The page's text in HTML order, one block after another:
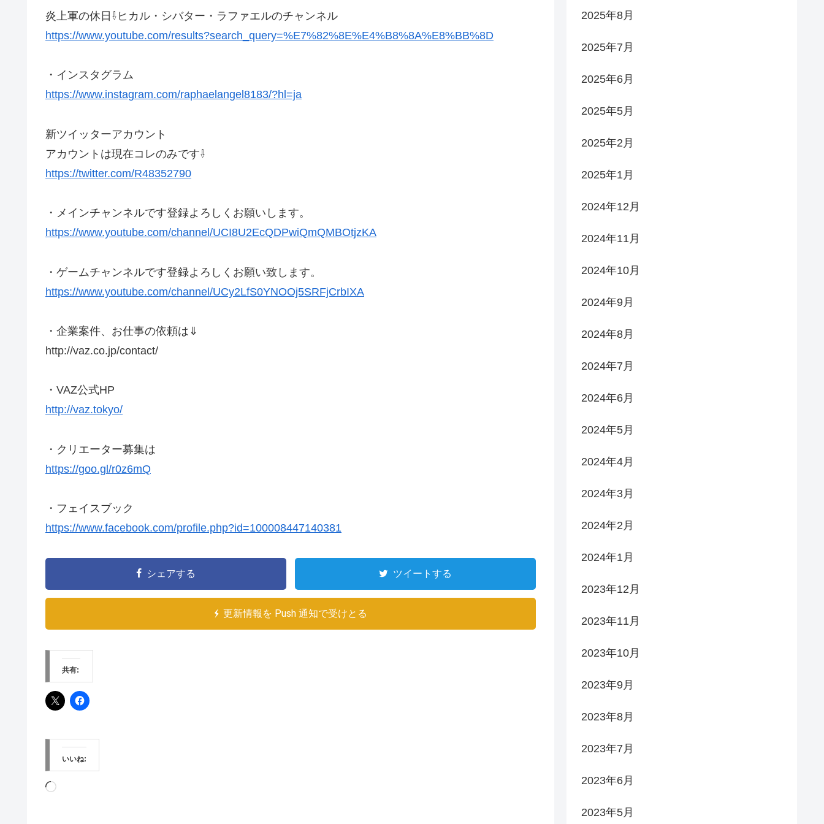
炎上軍の休日⇩ヒカル・シバター・ラファエルのチャンネル
https://www.youtube.com/results?search_query=%E7%82%8E%E4%B8%8A%E8%BB%8D
・インスタグラム
https://www.instagram.com/raphaelangel8183/?hl=ja
新ツイッターアカウント
アカウントは現在コレのみです⇩
https://twitter.com/R48352790
・メインチャンネルです登録よろしくお願いします。
https://www.youtube.com/channel/UCI8U2EcQDPwiQmQMBOtjzKA
・ゲームチャンネルです登録よろしくお願い致します。
https://www.youtube.com/channel/UCy2LfS0YNOOj5SRFjCrbIXA
・企業案件、お仕事の依頼は️⇓
http://vaz.co.jp/contact/
・VAZ公式HP
http://vaz.tokyo/
・クリエーター募集は️
https://goo.gl/r0z6mQ
・フェイスブック
https://www.facebook.com/profile.php?id=100008447140381
シェアする ツイートする
更新情報を Push 通知で受けとる
共有:
いいね:
読
2025年8月
2025年7月
2025年6月
2025年5月
2025年2月
2025年1月
2024年12月
2024年11月
2024年10月
2024年9月
2024年8月
2024年7月
2024年6月
2024年5月
2024年4月
2024年3月
2024年2月
2024年1月
2023年12月
2023年11月
2023年10月
2023年9月
2023年8月
2023年7月
2023年6月
2023年5月